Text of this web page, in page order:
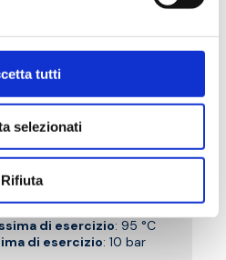
tutti
selezionati
Rifiuta
B1K
attacco rame, plastica
di esercizio: 95 °C
di esercizio: 10 bar